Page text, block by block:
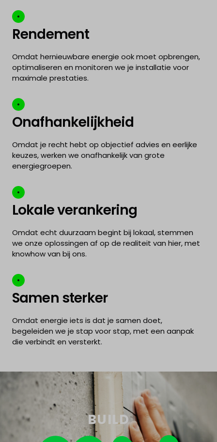
Rendement
Omdat hernieuwbare energie ook moet opbrengen,
optimaliseren en monitoren we je installatie voor
maximale prestaties.
Onafhankelijkheid
Omdat je recht hebt op objectief advies en eerlijke
keuzes, werken we onafhankelijk van grote
energiegroepen.
Lokale verankering
Omdat echt duurzaam begint bij lokaal, stemmen
we onze oplossingen af op de realiteit van hier, met
knowhow van bij ons.
Samen sterker
Omdat energie iets is dat je samen doet,
begeleiden we je stap voor stap, met een aanpak
die verbindt en versterkt.
BUILD